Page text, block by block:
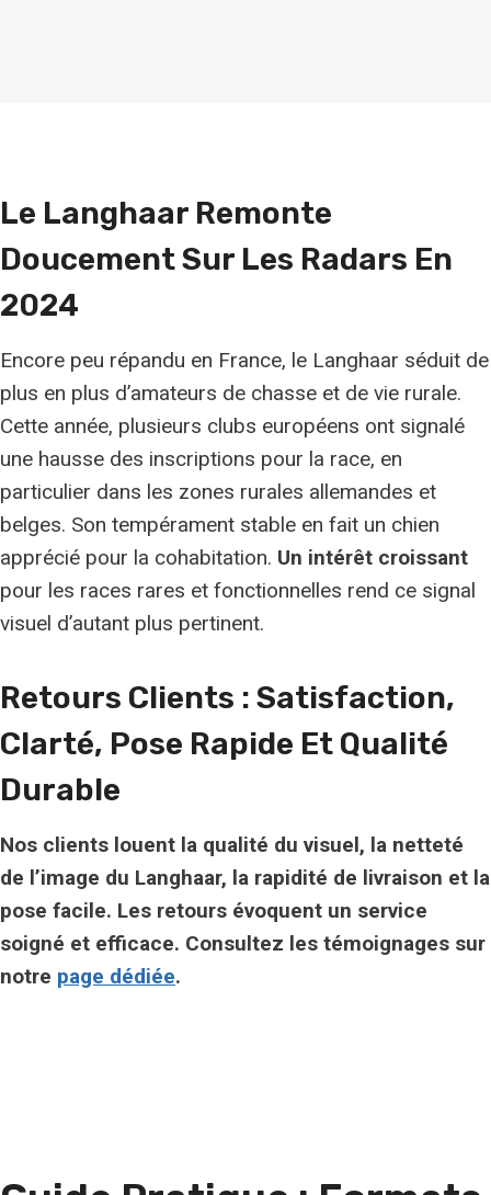
Le Langhaar Remonte
Doucement Sur Les Radars En
2024
Encore peu répandu en France, le Langhaar séduit de
plus en plus d’amateurs de chasse et de vie rurale.
Cette année, plusieurs clubs européens ont signalé
une hausse des inscriptions pour la race, en
particulier dans les zones rurales allemandes et
belges. Son tempérament stable en fait un chien
apprécié pour la cohabitation. Un intérêt croissant
pour les races rares et fonctionnelles rend ce signal
visuel d’autant plus pertinent.
Retours Clients : Satisfaction,
Clarté, Pose Rapide Et Qualité
Durable
Nos clients louent la qualité du visuel, la netteté
de l’image du Langhaar, la rapidité de livraison et la
pose facile. Les retours évoquent un service
soigné et efficace. Consultez les témoignages sur
notre page dédiée.